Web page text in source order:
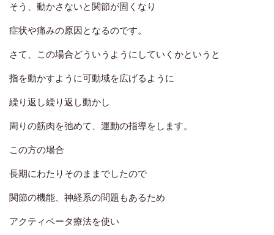
そう、動かさないと関節が固くなり
症状や痛みの原因となるのです。
さて、この場合どういうようにしていくかというと
指を動かすように可動域を広げるように
繰り返し繰り返し動かし
周りの筋肉を弛めて、運動の指導をします。
この方の場合
長期にわたりそのままでしたので
関節の機能、神経系の問題もあるため
アクティベータ療法を使い